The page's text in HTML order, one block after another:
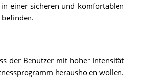
einer sicheren und komfortablen
der Benutzer mit hoher Intensität
herausholen wollen.